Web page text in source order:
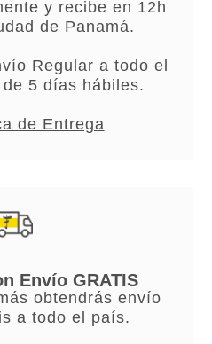
y recibe en 12h
de Panamá.
Regular a todo el
5 días hábiles.
de Entrega
Envío GRATIS
obtendrás envío
a todo el país.